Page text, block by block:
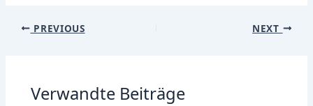
Post
PREVIOUS NEXT
Verwandte Beiträge